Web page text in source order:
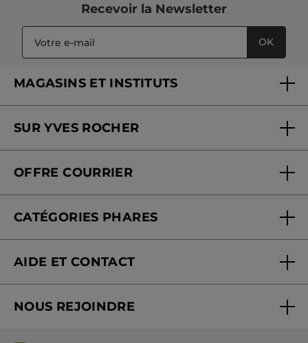
Recevoir la Newsletter
OK
MAGASINS ET INSTITUTS
Soins en institut
SUR YVES ROCHER
Nos engagements
Blog Act Beautiful
OFFRE COURRIER
CATÉGORIES PHARES
Promotions
Idées cadeaux
AIDE ET CONTACT
Mes cadeaux
NOUS REJOINDRE